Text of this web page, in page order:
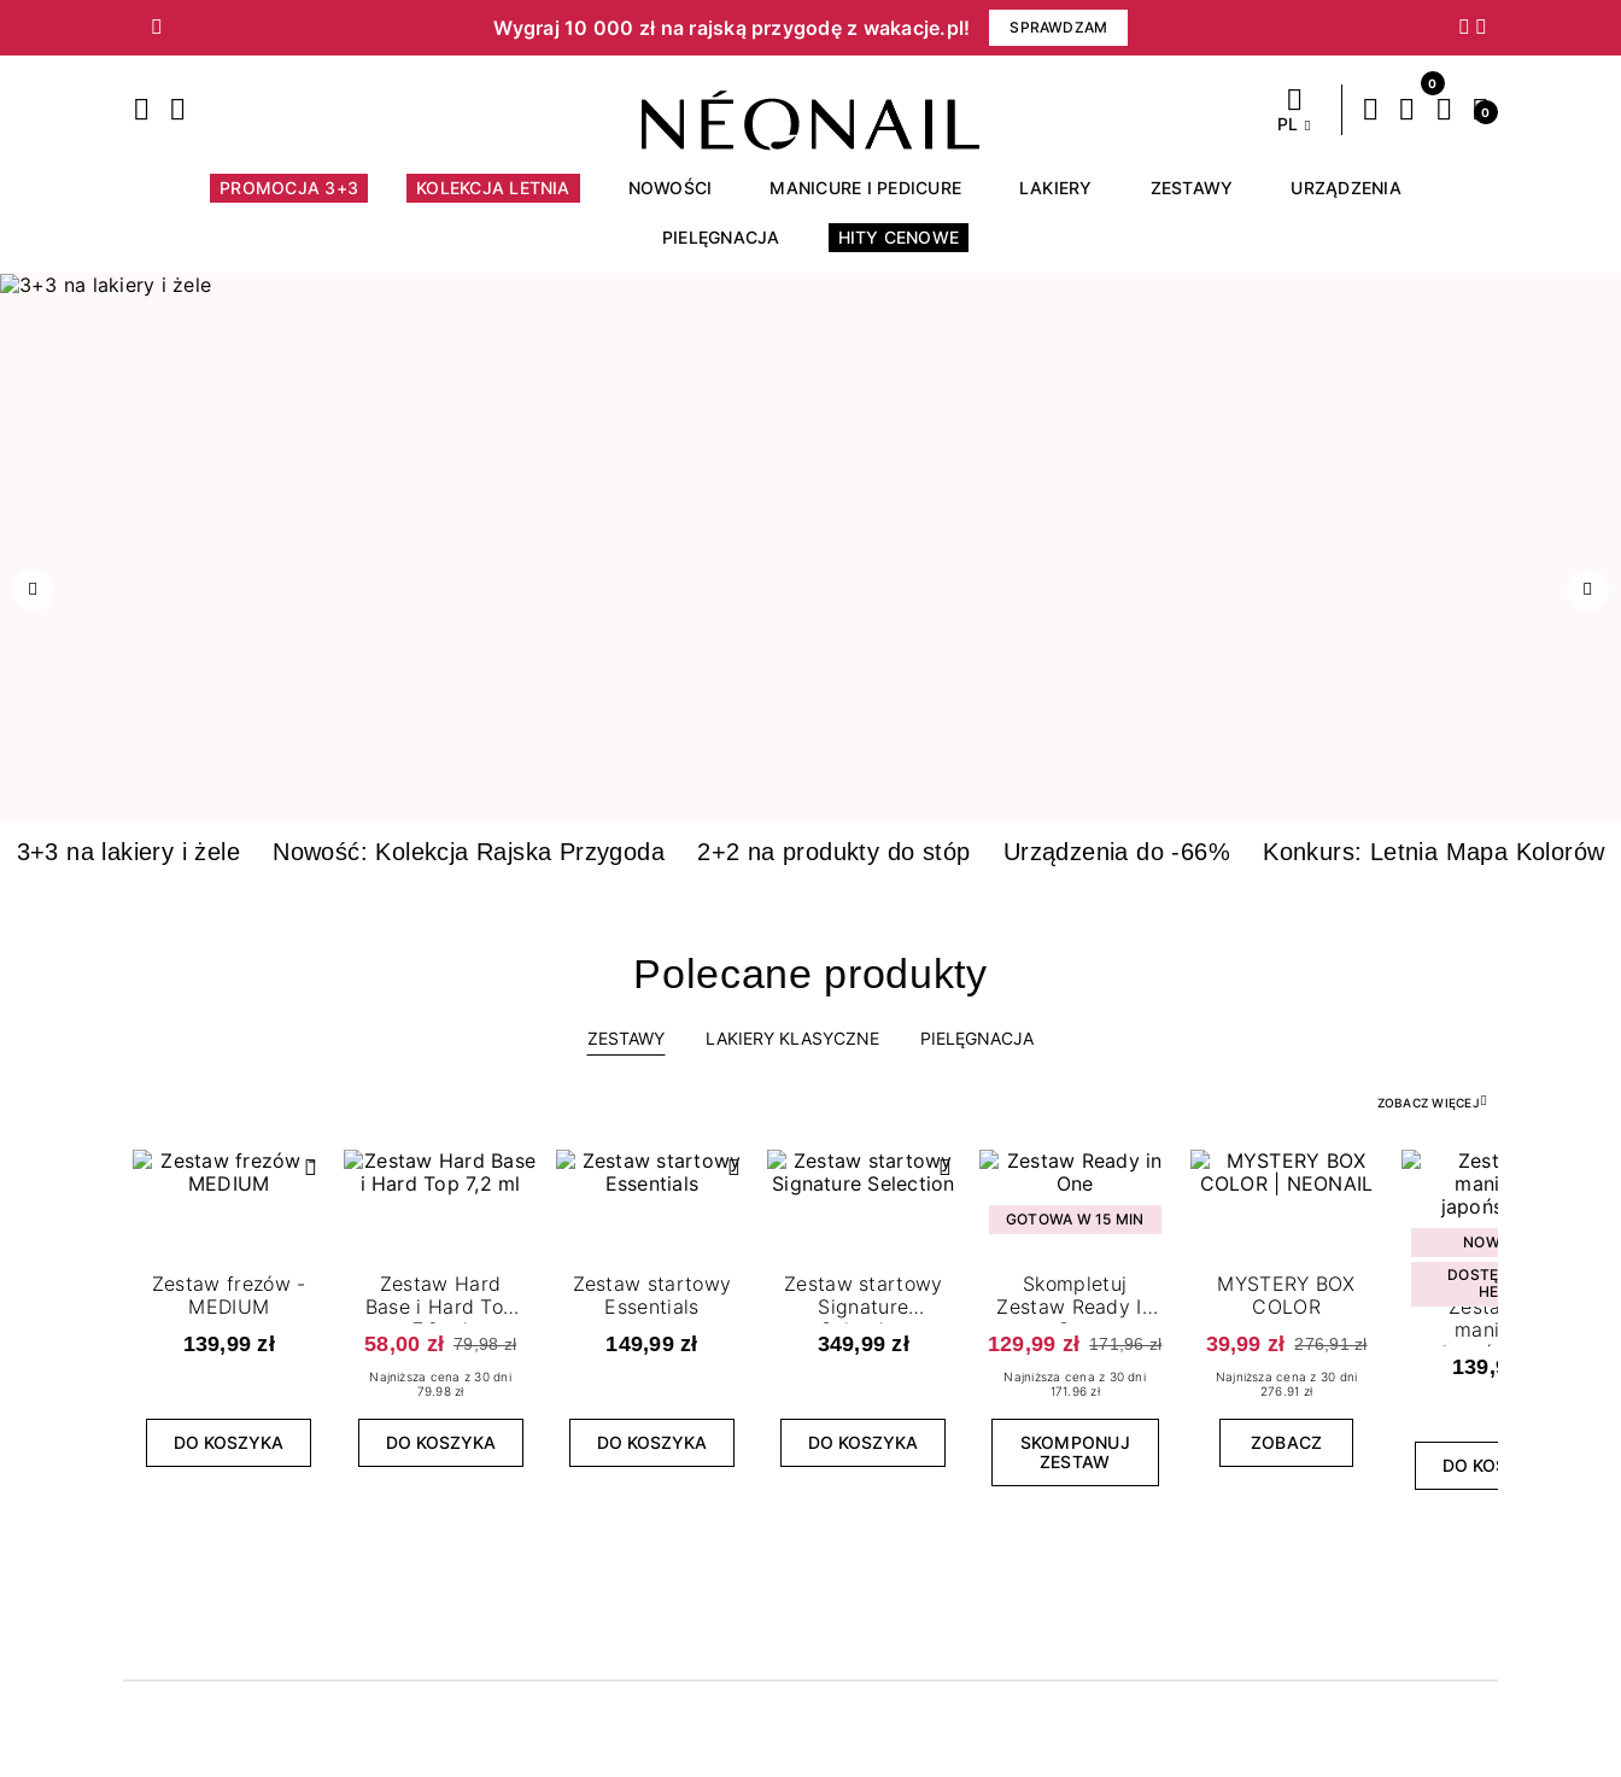
Wygraj 10 000 zł na rajską przygodę z wakacje.pl!​ SPRAWDZAM
Poprzedni Następny
PL
0
0
PROMOCJA 3+3 KOLEKCJA LETNIA NOWOŚCI MANICURE I PEDICURE LAKIERY ZESTAWY URZĄDZENIA
PIELĘGNACJA HITY CENOWE
3+3 na lakiery i żele Nowość: Kolekcja Rajska Przygoda 2+2 na produkty do stóp Urządzenia do -66% Konkurs: Letnia Mapa Kolorów
Polecane produkty
ZESTAWY LAKIERY KLASYCZNE PIELĘGNACJA
ZOBACZ WIĘCEJ
Zestaw frezów -
MEDIUM
139,99 zł
DO KOSZYKA
Zestaw Hard
Base i Hard Top
7,2 ml
58,00 zł 79,98 zł
Najniższa cena z 30 dni
79.98 zł
DO KOSZYKA
Zestaw startowy
Essentials
149,99 zł
DO KOSZYKA
Zestaw startowy
Signature
Selection
349,99 zł
DO KOSZYKA
GOTOWA W 15 MIN
Skompletuj
Zestaw Ready In
One
129,99 zł 171,96 zł
Najniższa cena z 30 dni
171.96 zł
SKOMPONUJ
ZESTAW
MYSTERY BOX
COLOR
39,99 zł 276,91 zł
Najniższa cena z 30 dni
276.91 zł
ZOBACZ
NOWOŚĆ
DOSTĘPNY W
HEBE
Zestaw do
manicure
japońskiego
139,99 zł
DO KOSZYKA